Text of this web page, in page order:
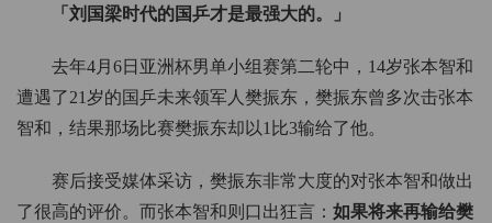
「刘国梁时代的国乒才是最强大的。」
去年4月6日亚洲杯男单小组赛第二轮中，14岁张本智和
遭遇了21岁的国乒未来领军人樊振东，樊振东曾多次击张本
智和，结果那场比赛樊振东却以1比3输给了他。
赛后接受媒体采访，樊振东非常大度的对张本智和做出
了很高的评价。而张本智和则口出狂言： 如果将来再输给樊